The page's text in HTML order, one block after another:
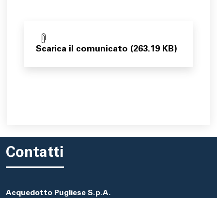
Scarica il comunicato (263.19 KB)
Contatti
Acquedotto Pugliese S.p.A.